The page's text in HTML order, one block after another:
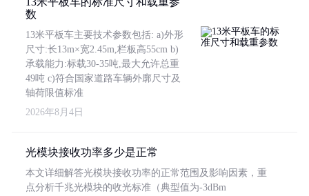
数
13米平板车主要技术参数包括: a)外形
尺寸:长13m×宽2.45m,栏板高55cm b)
承载能力:标载30-35吨,最大允许总重
49吨 c)符合国家道路车辆外廓尺寸及
轴荷限值标准
2026年8月4日
光模块接收功率多少是正常
本文详细解答光模块接收功率的正常范围及影响因素，重
点分析千兆光模块的收光标准（典型值为-3dBm